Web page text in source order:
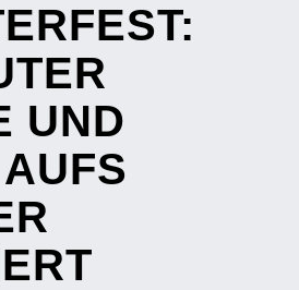
UND